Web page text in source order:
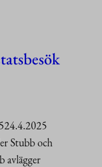
Stubb och
avlägger